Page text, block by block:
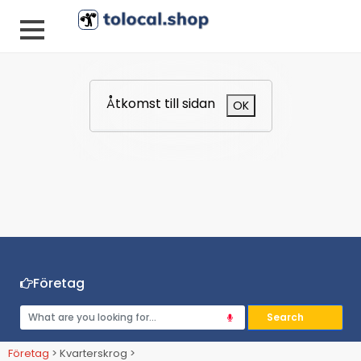
Åtkomst till sidan OK
Företag
Företag > Kvarterskrog >